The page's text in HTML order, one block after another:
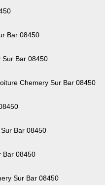
Bar 08450
Sur Bar 08450
Chemery Sur Bar 08450
Bar 08450
Bar 08450
Sur Bar 08450